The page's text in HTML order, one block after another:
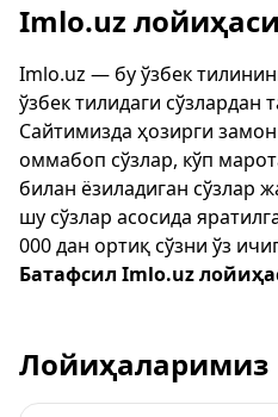
Imlo.uz
Imlo.uz — бу ўзбек
ўзбек тилидаги сўзлардан
Сайтимизда ҳозирги
оммабоп сўзлар, кўп
билан ёзиладиган сўзлар
шу сўзлар асосида
000 дан ортиқ сўзни ўз
Батафсил Imlo.uz
Лойиҳаларимиз